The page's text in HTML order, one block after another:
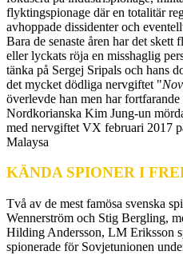
flyktingspionage där en totalitär
avhoppade dissidenter och
Bara de senaste åren har det
eller lyckats röja en misshaglig
tänka på Sergej Sripals och hans
det mycket dödliga nervgiftet "
överlevde han men har
Nordkorianska Kim Jung-un
med nervgiftet VX februari 2017
Malaysa
KÄNDA SPIONER I
Två av de mest famösa svenska
Wennerström och Stig Bergling,
Hilding Andersson, LM Eriksson
spionerade för Sovjetunionen